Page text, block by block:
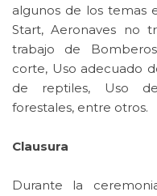
algunos de los temas
Start, Aeronaves no
trabajo de
corte, Uso adecuado
de reptiles, Uso
forestales, entre otros.
Clausura
Durante la